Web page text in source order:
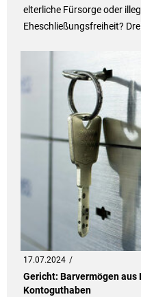
elterliche Fürsorge oder
Eheschließungsfreiheit?
17.07.2024
Gericht: Barvermögen aus
Kontoguthaben